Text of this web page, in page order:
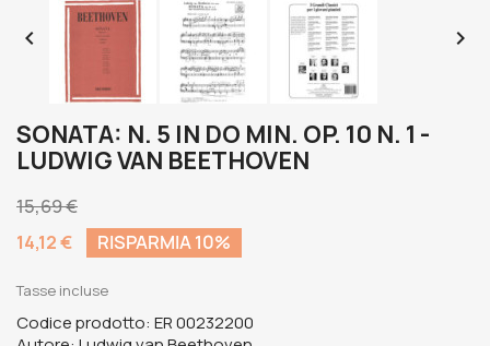
 
SONATA: N. 5 IN DO MIN. OP. 10 N. 1 -
LUDWIG VAN BEETHOVEN
15,69 €
14,12 €
RISPARMIA 10%
Tasse incluse
Codice prodotto: ER 00232200